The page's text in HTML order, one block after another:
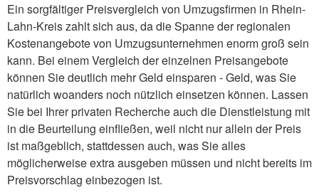
Ein sorgfältiger Preisvergleich von Umzugsfirmen in Rhein-
Lahn-Kreis zahlt sich aus, da die Spanne der regionalen
Kostenangebote von Umzugsunternehmen enorm groß sein
kann. Bei einem Vergleich der einzelnen Preisangebote
können Sie deutlich mehr Geld einsparen - Geld, was Sie
natürlich woanders noch nützlich einsetzen können. Lassen
Sie bei Ihrer privaten Recherche auch die Dienstleistung mit
in die Beurteilung einfließen, weil nicht nur allein der Preis
ist maßgeblich, stattdessen auch, was Sie alles
möglicherweise extra ausgeben müssen und nicht bereits im
Preisvorschlag einbezogen ist.